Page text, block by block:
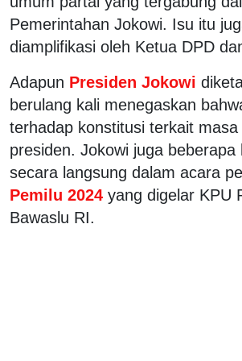
Pemerintahan Jokowi. Isu itu
diamplifikasi oleh Ketua DPD
Adapun Presiden Jokowi
berulang kali menegaskan
terhadap konstitusi terkait masa
presiden. Jokowi juga beberapa
secara langsung dalam acara
Pemilu 2024 yang digelar KPU
Bawaslu RI.